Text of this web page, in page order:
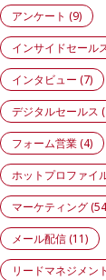
アンケート (9)
インサイドセール
インタビュー (7)
デジタルセールス
フォーム営業 (4)
ホットプロファイ
マーケティング
メール配信 (11)
リードマネジメント